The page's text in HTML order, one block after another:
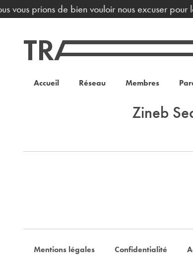
prions de bien vouloir nous excuser pour
Accueil Réseau Membres
Zineb
Mentions légales Confidentialité